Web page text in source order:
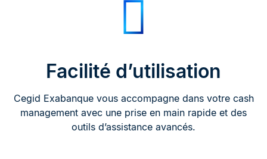
Facilité d’utilisation
Cegid Exabanque vous accompagne dans votre cash
management avec une prise en main rapide et des
outils d’assistance avancés.